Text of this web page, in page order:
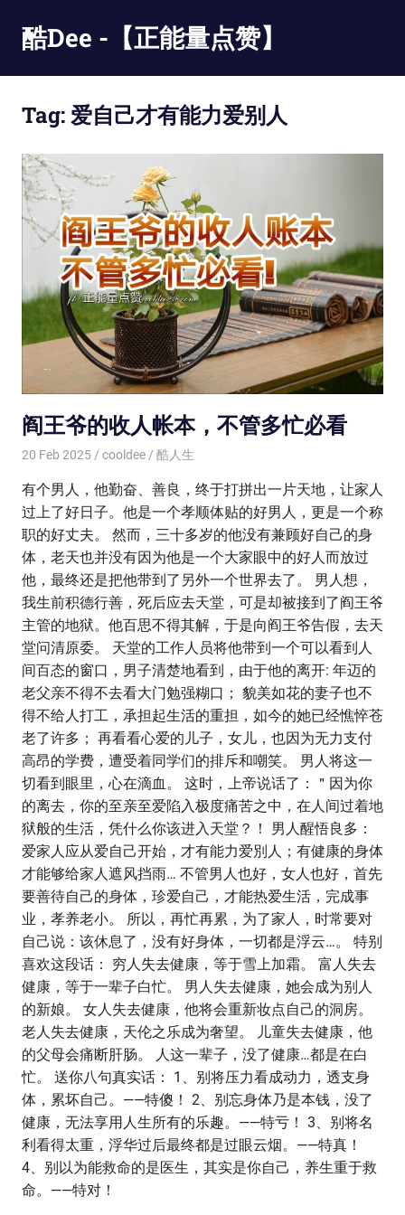
content
酷Dee -【正能量点赞】
最
有
更
酷
Tag:爱自己才有能力爱别人
阎王爷的收人帐本，不管多忙必看
20 Feb 2025 cooldee 酷人生
有个男人，他勤奋、善良，终于打拼出一片天地，让家人
过上了好日子。他是一个孝顺体贴的好男人，更是一个称
职的好丈夫。 然而，三十多岁的他没有兼顾好自己的身
体，老天也并没有因为他是一个大家眼中的好人而放过
他，最终还是把他带到了另外一个世界去了。 男人想，
我生前积德行善，死后应去天堂，可是却被接到了阎王爷
主管的地狱。他百思不得其解，于是向阎王爷告假，去天
堂问清原委。 天堂的工作人员将他带到一个可以看到人
间百态的窗口，男子清楚地看到，由于他的离开: 年迈的
老父亲不得不去看大门勉强糊口； 貌美如花的妻子也不
得不给人打工，承担起生活的重担，如今的她已经憔悴苍
老了许多； 再看看心爱的儿子，女儿，也因为无力支付
高昂的学费，遭受着同学们的排斥和嘲笑。 男人将这一
切看到眼里，心在滴血。 这时，上帝说话了：＂因为你
的离去，你的至亲至爱陷入极度痛苦之中，在人间过着地
狱般的生活，凭什么你该进入天堂？！ 男人醒悟良多：
爱家人应从爱自己开始，才有能力爱別人；有健康的身体
才能够给家人遮风挡雨… 不管男人也好，女人也好，首先
要善待自己的身体，珍爱自己，才能热爱生活，完成事
业，孝养老小。 所以，再忙再累，为了家人，时常要对
自己说：该休息了，没有好身体，一切都是浮云…。 特别
喜欢这段话： 穷人失去健康，等于雪上加霜。 富人失去
健康，等于一辈子白忙。 男人失去健康，她会成为别人
的新娘。 女人失去健康，他将会重新妆点自己的洞房。
老人失去健康，天伦之乐成为奢望。 儿童失去健康，他
的父母会痛断肝肠。 人这一辈子，没了健康…都是在白
忙。 送你八句真实话： 1、别将压力看成动力，透支身
体，累坏自己。——特傻！ 2、别忘身体乃是本钱，没了
健康，无法享用人生所有的乐趣。——特亏！ 3、别将名
利看得太重，浮华过后最终都是过眼云烟。——特真！
4、别以为能救命的是医生，其实是你自己，养生重于救
命。——特对！